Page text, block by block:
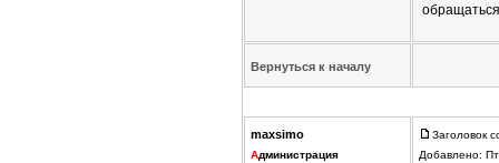
Вернуться к началу
maxsimo
Администрация
Заголовок
Добавлено: